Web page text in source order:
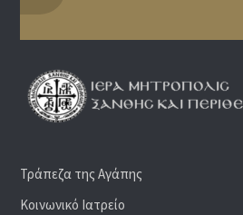
Τράπεζα της Αγάπης
Κοινωνικό Ιατρείο